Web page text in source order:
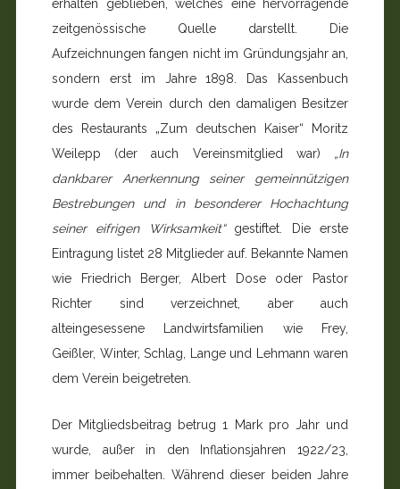
erhalten geblieben, welches eine hervorragende
zeitgenössische Quelle darstellt. Die
Aufzeichnungen fangen nicht im Gründungsjahr an,
sondern erst im Jahre 1898. Das Kassenbuch
wurde dem Verein durch den damaligen Besitzer
des Restaurants „Zum deutschen Kaiser“ Moritz
Weilepp (der auch Vereinsmitglied war) „In
dankbarer Anerkennung seiner gemeinnützigen
Bestrebungen und in besonderer Hochachtung
seiner eifrigen Wirksamkeit“gestiftet. Die erste
Eintragung listet 28 Mitglieder auf. Bekannte Namen
wie Friedrich Berger, Albert Dose oder Pastor
Richter sind verzeichnet, aber auch
alteingesessene Landwirtsfamilien wie Frey,
Geißler, Winter, Schlag, Lange und Lehmann waren
dem Verein beigetreten.
Der Mitgliedsbeitrag betrug 1 Mark pro Jahr und
wurde, außer in den Inflationsjahren 1922/23,
immer beibehalten. Während dieser beiden Jahre